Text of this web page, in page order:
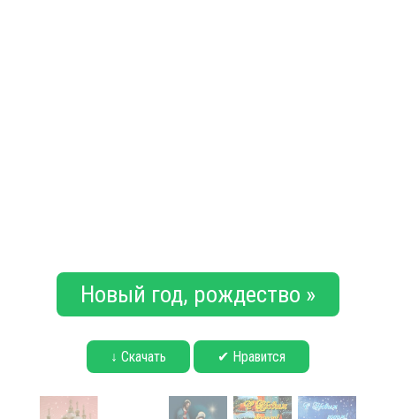
Новый год, рождество »
↓ Скачать ✔ Нравится